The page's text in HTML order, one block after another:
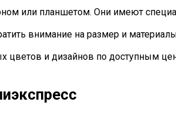
или планшетом. Они имеют
внимание на размер и
цветов и дизайнов по доступным